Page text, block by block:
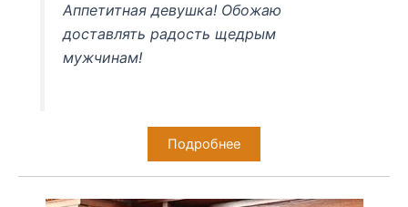
Аппетитная девушка! Обожаю
доставлять радость щедрым
мужчинам!
Подробнее